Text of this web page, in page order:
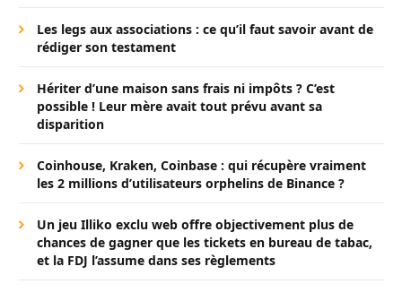
Les legs aux associations : ce qu’il faut savoir avant de
rédiger son testament
Hériter d’une maison sans frais ni impôts ? C’est
possible ! Leur mère avait tout prévu avant sa
disparition
Coinhouse, Kraken, Coinbase : qui récupère vraiment
les 2 millions d’utilisateurs orphelins de Binance ?
Un jeu Illiko exclu web offre objectivement plus de
chances de gagner que les tickets en bureau de tabac,
et la FDJ l’assume dans ses règlements